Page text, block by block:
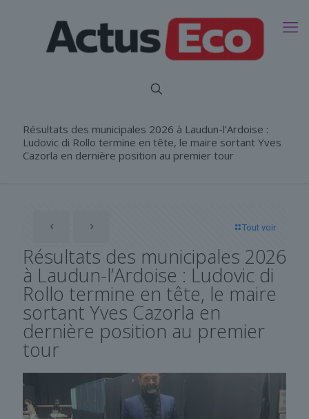
Résultats des municipales 2026 à Laudun-l’Ardoise :
Ludovic di Rollo termine en tête, le maire sortant Yves
Cazorla en dernière position au premier tour
Tout voir
Résultats des municipales 2026
à Laudun-l’Ardoise : Ludovic di
Rollo termine en tête, le maire
sortant Yves Cazorla en
dernière position au premier
tour